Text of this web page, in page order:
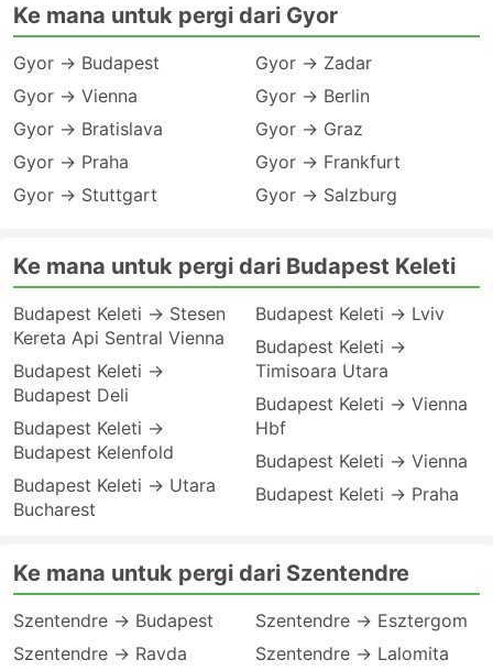
Ke mana untuk pergi dari Gyor
Gyor → Budapest
Gyor → Vienna
Gyor → Bratislava
Gyor → Praha
Gyor → Stuttgart
Gyor → Zadar
Gyor → Berlin
Gyor → Graz
Gyor → Frankfurt
Gyor → Salzburg
Ke mana untuk pergi dari Budapest Keleti
Budapest Keleti → Stesen
Kereta Api Sentral Vienna
Budapest Keleti →
Budapest Deli
Budapest Keleti →
Budapest Kelenfold
Budapest Keleti → Utara
Bucharest
Budapest Keleti → Lviv
Budapest Keleti →
Timisoara Utara
Budapest Keleti → Vienna
Hbf
Budapest Keleti → Vienna
Budapest Keleti → Praha
Ke mana untuk pergi dari Szentendre
Szentendre → Budapest
Szentendre → Ravda
Szentendre → Esztergom
Szentendre → Lalomita